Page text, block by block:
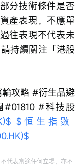
分技術條件是否
產表現，不應單
往表現不代表未
持續關注「港股
攻略 #衍生品避
#科技股
$恒生指數
代表富途任何立場，亦不